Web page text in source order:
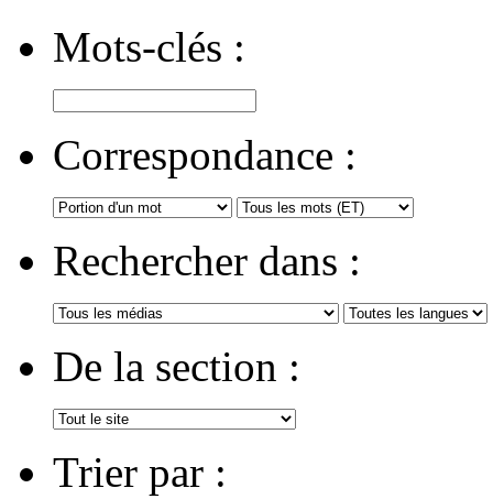
Mots-clés :
Correspondance :
Rechercher dans :
De la section :
Trier par :